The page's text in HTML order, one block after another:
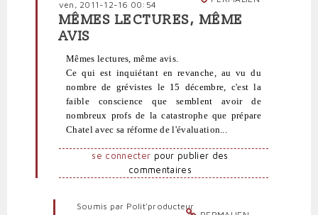
ven, 2011-12-16 00:54
En
réponse
J'ai
lu
sur
neoprofs.org
un
Polit'producteur
MÊMES LECTURES, MÊME
AVIS
Mêmes lectures, même avis.
Ce qui est inquiétant en revanche, au vu du
nombre de grévistes le 15 décembre, c'est la
faible conscience que semblent avoir de
nombreux profs de la catastrophe que prépare
Chatel avec sa réforme de l'évaluation...
se connecter pour publier des
commentaires
Soumis par Polit'producteur